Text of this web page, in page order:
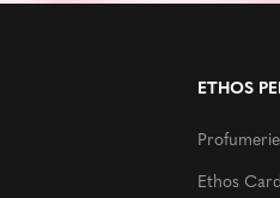
ETHOS
Ethos Card